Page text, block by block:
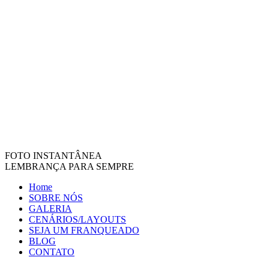
FOTO INSTANTÂNEA
LEMBRANÇA PARA SEMPRE
Home
SOBRE NÓS
GALERIA
CENÁRIOS/LAYOUTS
SEJA UM FRANQUEADO
BLOG
CONTATO